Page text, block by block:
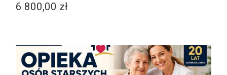
6 800,00 zł